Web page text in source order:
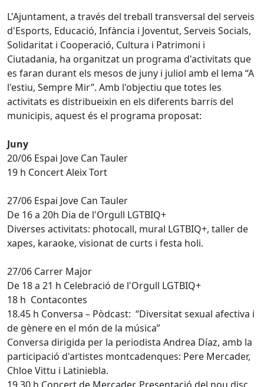
L'Ajuntament, a través del treball transversal del serveis
d'Esports, Educació, Infància i Joventut, Serveis Socials,
Solidaritat i Cooperació, Cultura i Patrimoni i
Ciutadania, ha organitzat un programa d'activitats que
es faran durant els mesos de juny i juliol amb el lema “A
l'estiu, Sempre Mir”. Amb l'objectiu que totes les
activitats es distribueixin en els diferents barris del
municipis, aquest és el programa proposat:
Juny
20/06 Espai Jove Can Tauler
19 h Concert Aleix Tort
27/06 Espai Jove Can Tauler
De 16 a 20h Dia de l'Orgull LGTBIQ+
Diverses activitats: photocall, mural LGTBIQ+, taller de
xapes, karaoke, visionat de curts i festa holi.
27/06 Carrer Major
De 18 a 21 h Celebració de l'Orgull LGTBIQ+
18 h Contacontes
18.45 h Conversa – Pòdcast: “Diversitat sexual afectiva i
de gènere en el món de la música”
Conversa dirigida per la periodista Andrea Díaz, amb la
participació d'artistes montcadenques: Pere Mercader,
Chloe Vittu i Latiniebla.